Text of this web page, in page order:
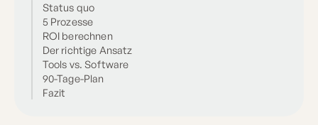
Status quo
5 Prozesse
ROI berechnen
Der richtige Ansatz
Tools vs. Software
90-Tage-Plan
Fazit